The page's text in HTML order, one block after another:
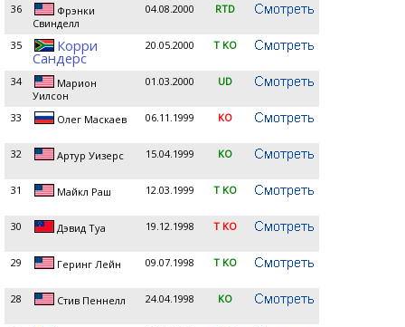
36
Фрэнки
Свинделл
04.08.2000 RTD
35 Корри
Сандерс
20.05.2000 T KO
34
Марион
Уилсон
01.03.2000 UD
33 Олег Маскаев 06.11.1999 KO
32 Артур Уизерс 15.04.1999 KO
31 Майкл Раш 12.03.1999 T KO
30 Дэвид Туа 19.12.1998 T KO
29 Геринг Лейн 09.07.1998 T KO
28 Стив Пеннелл 24.04.1998 KO